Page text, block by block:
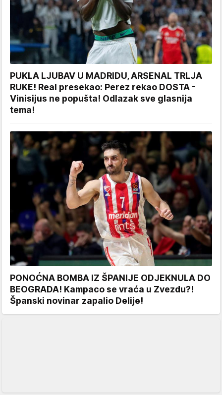
PUKLA LJUBAV U MADRIDU, ARSENAL TRLJA
RUKE! Real presekao: Perez rekao DOSTA -
Vinisijus ne popušta! Odlazak sve glasnija
tema!
PONOĆNA BOMBA IZ ŠPANIJE ODJEKNULA DO
BEOGRADA! Kampaco se vraća u Zvezdu?!
Španski novinar zapalio Delije!